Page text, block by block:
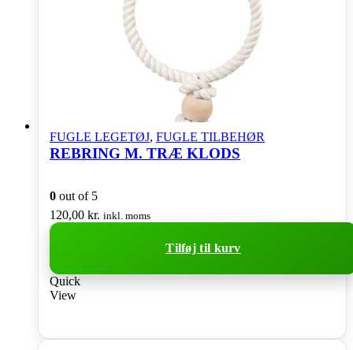
FUGLE LEGETØJ, FUGLE TILBEHØR
REBRING M. TRÆ KLODS
0 out of 5
120,00 kr. inkl. moms
Tilføj til kurv
Quick
View